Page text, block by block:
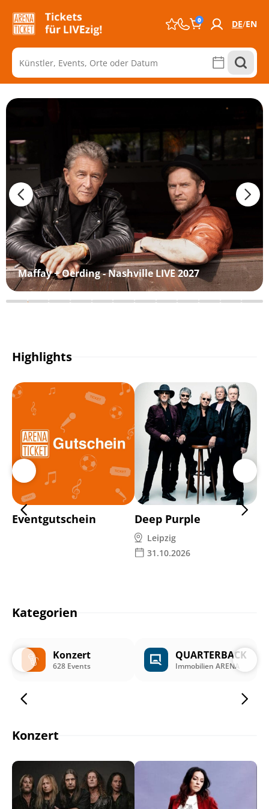
0 DE EN
Maffay + Oerding - Nashville LIVE 2027
Highlights
Eventgutschein Deep Purple
Leipzig
31.10.2026
Kategorien
Konzert
628 Events
QUARTERBACK
Immobilien ARENA
Konzert